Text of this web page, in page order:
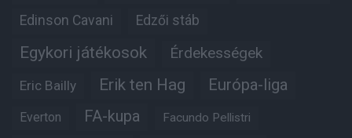
Edinson Cavani Edzői stáb
Egykori játékosok Érdekességek
Eric Bailly Erik ten Hag Európa-liga
Everton FA-kupa Facundo Pellistri